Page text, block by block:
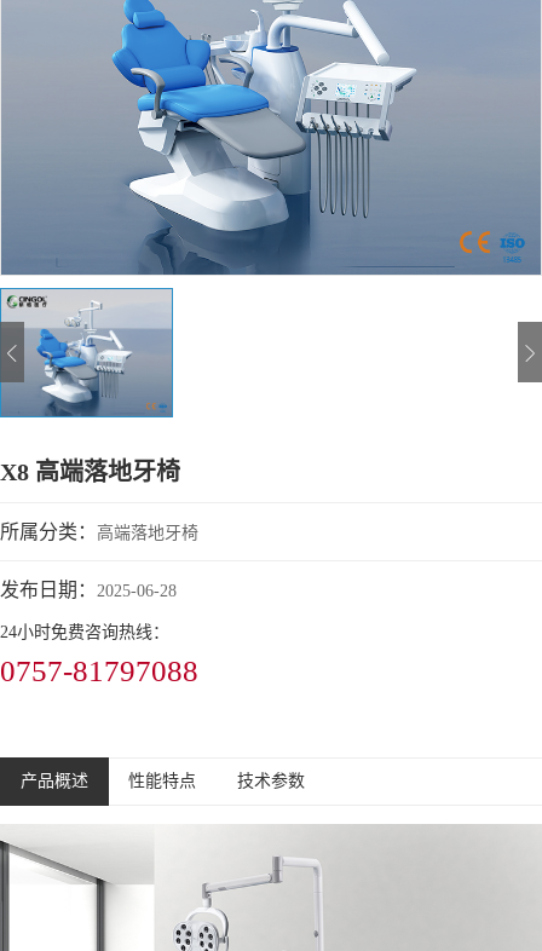
X8 高端落地牙椅
所属分类： 高端落地牙椅
发布日期： 2025-06-28
24小时免费咨询热线：
0757-81797088
产品概述 性能特点 技术参数